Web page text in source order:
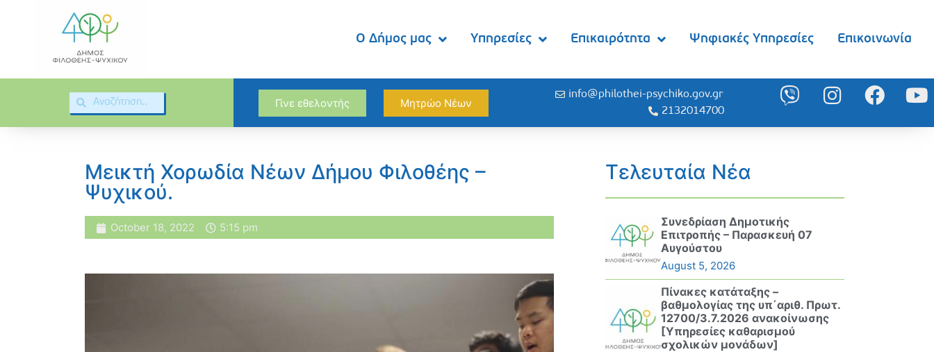
Ο Δήμος μας Υπηρεσίες Επικαιρότητα Ψηφιακές Υπηρεσίες Επικοινωνία
Γίνε εθελοντής Μητρώο Νέων
info@philothei-psychiko.gov.gr
2132014700
Μεικτή Χορωδία Νέων Δήμου Φιλοθέης –
Ψυχικού.
October 18, 2022 5:15 pm
Τελευταία Νέα
Συνεδρίαση Δημοτικής
Επιτροπής – Παρασκευή 07
Αυγούστου
August 5, 2026
Πίνακες κατάταξης –
βαθμολογίας της υπ΄αριθ. Πρωτ.
12700/3.7.2026 ανακοίνωσης
[Υπηρεσίες καθαρισμού
σχολικών μονάδων]